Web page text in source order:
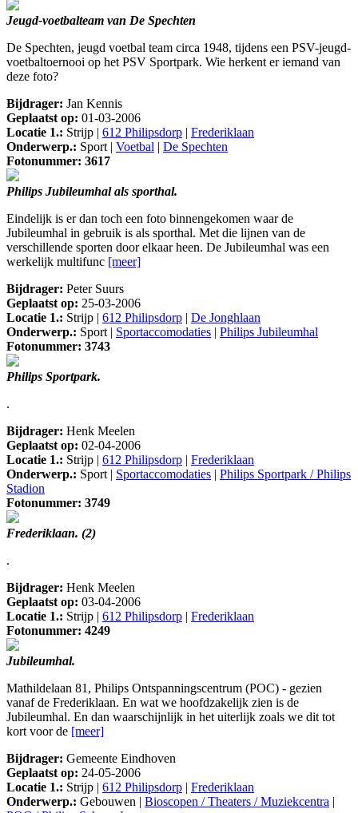
Jeugd-voetbalteam van De Spechten
De Spechten, jeugd voetbal team circa 1948, tijdens een PSV-jeugd-
voetbaltoernooi op het PSV Sportpark. Wie herkent er iemand van
deze foto?
Bijdrager: Jan Kennis
Geplaatst op: 01-03-2006
Locatie 1.: Strijp | 612 Philipsdorp | Frederiklaan
Onderwerp.: Sport | Voetbal | De Spechten
Fotonummer: 3617
Philips Jubileumhal als sporthal.
Eindelijk is er dan toch een foto binnengekomen waar de
Jubileumhal in gebruik is als sporthal. Met die lijnen van de
verschillende sporten door elkaar heen. De Jubileumhal was een
werkelijk multifunc [meer]
Bijdrager: Peter Suurs
Geplaatst op: 25-03-2006
Locatie 1.: Strijp | 612 Philipsdorp | De Jonghlaan
Onderwerp.: Sport | Sportaccomodaties | Philips Jubileumhal
Fotonummer: 3743
Philips Sportpark.
.
Bijdrager: Henk Meelen
Geplaatst op: 02-04-2006
Locatie 1.: Strijp | 612 Philipsdorp | Frederiklaan
Onderwerp.: Sport | Sportaccomodaties | Philips Sportpark / Philips
Stadion
Fotonummer: 3749
Frederiklaan. (2)
.
Bijdrager: Henk Meelen
Geplaatst op: 03-04-2006
Locatie 1.: Strijp | 612 Philipsdorp | Frederiklaan
Fotonummer: 4249
Jubileumhal.
Mathildelaan 81, Philips Ontspanningscentrum (POC) - gezien
vanaf de Frederiklaan. En wat we hoofdzakelijk zien is de
Jubileumhal. En dan waarschijnlijk in het uiterlijk zoals we dit tot
kort voor de [meer]
Bijdrager: Gemeente Eindhoven
Geplaatst op: 24-05-2006
Locatie 1.: Strijp | 612 Philipsdorp | Frederiklaan
Onderwerp.: Gebouwen | Bioscopen / Theaters / Muziekcentra |